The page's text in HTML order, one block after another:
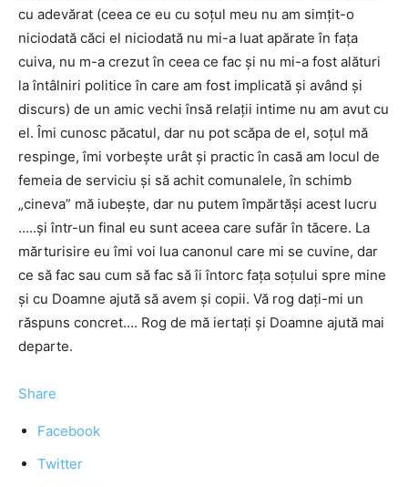
cu adevărat (ceea ce eu cu soţul meu nu am simţit-o
niciodată căci el niciodată nu mi-a luat apărate în faţa
cuiva, nu m-a crezut în ceea ce fac şi nu mi-a fost alături
la întâlniri politice în care am fost implicată şi având şi
discurs) de un amic vechi însă relaţii intime nu am avut cu
el. Îmi cunosc păcatul, dar nu pot scăpa de el, soţul mă
respinge, îmi vorbeşte urât şi practic în casă am locul de
femeia de serviciu şi să achit comunalele, în schimb
„cineva” mă iubeşte, dar nu putem împărtăşi acest lucru
…..şi într-un final eu sunt aceea care sufăr în tăcere. La
mărturisire eu îmi voi lua canonul care mi se cuvine, dar
ce să fac sau cum să fac să îi întorc faţa soţului spre mine
şi cu Doamne ajută să avem şi copii. Vă rog daţi-mi un
răspuns concret…. Rog de mă iertaţi şi Doamne ajută mai
departe.
Share
Facebook
Twitter